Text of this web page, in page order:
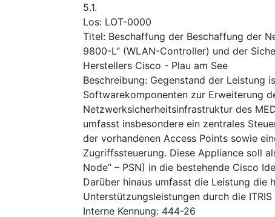
5.1.
Los: LOT-0000
Titel: Beschaffung der Beschaffung der
9800-L“ (WLAN-Controller) und der
Herstellers Cisco - Plau am See
Beschreibung: Gegenstand der Leistung
Softwarekomponenten zur Erweiterung
Netzwerksicherheitsinfrastruktur des
umfasst insbesondere ein zentrales
der vorhandenen Access Points sowie
Zugriffssteuerung. Diese Appliance soll
Node“ – PSN) in die bestehende Cisco
Darüber hinaus umfasst die Leistung
Unterstützungsleistungen durch die
Interne Kennung: 444-26